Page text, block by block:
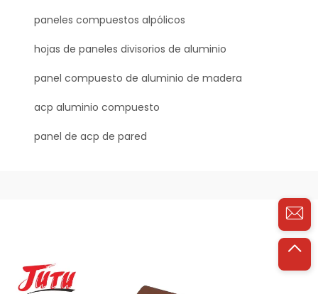
paneles compuestos alpólicos
hojas de paneles divisorios de aluminio
panel compuesto de aluminio de madera
acp aluminio compuesto
panel de acp de pared